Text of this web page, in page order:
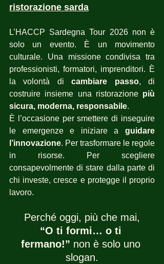
ristorazione sarda
L’HACCP Sardegna Tour 2026 non è
solo un evento. È un movimento
culturale. Una missione condivisa tra
professionisti, formatori, imprenditori. È
la volontà di cambiare passo, di
costruire insieme una ristorazione più
sicura, moderna, responsabile.
È l’occasione per smettere di inseguire
le emergenze e iniziare a guidare
l’innovazione. Per trasformare le regole
in risorse. Per scegliere
consapevolmente di stare dalla parte di
chi investe, cresce e protegge il proprio
lavoro.
Perché oggi, più che mai,
“O ti formi… o ti
fermano!” non è solo uno
slogan.